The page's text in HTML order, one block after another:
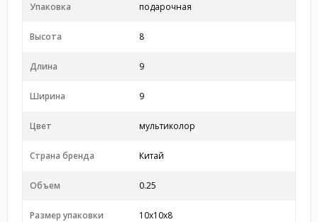
Упаковка подарочная
Высота 8
Длина 9
Ширина 9
Цвет мультиколор
Страна бренда Китай
Объем 0.25
Размер упаковки 10x10x8